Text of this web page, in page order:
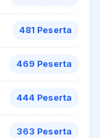
481 Peserta
469 Peserta
444 Peserta
363 Peserta